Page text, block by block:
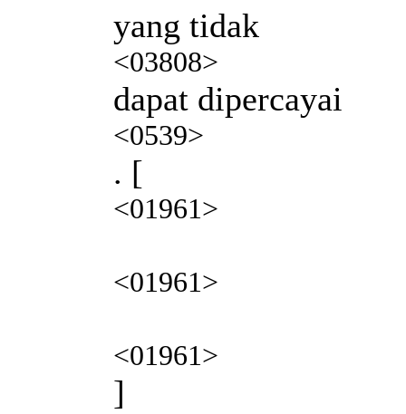
yang tidak
<03808>
dapat dipercayai
<0539>
. [
<01961>
<01961>
<01961>
]